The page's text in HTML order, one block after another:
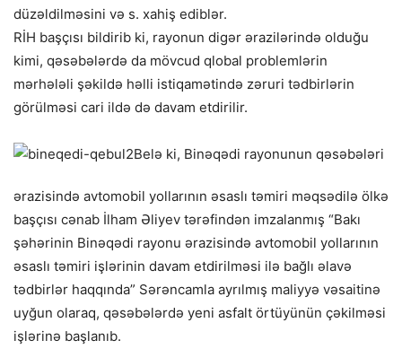
düzəldilməsini və s. xahiş ediblər.
RİH başçısı bildirib ki, rayonun digər ərazilərində olduğu
kimi, qəsəbələrdə da mövcud qlobal problemlərin
mərhələli şəkildə həlli istiqamətində zəruri tədbirlərin
görülməsi cari ildə də davam etdirilir.
Belə ki, Binəqədi rayonunun qəsəbələri
ərazisində avtomobil yollarının əsaslı təmiri məqsədilə ölkə
başçısı cənab İlham Əliyev tərəfindən imzalanmış “Bakı
şəhərinin Binəqədi rayonu ərazisində avtomobil yollarının
əsaslı təmiri işlərinin davam etdirilməsi ilə bağlı əlavə
tədbirlər haqqında” Sərəncamla ayrılmış maliyyə vəsaitinə
uyğun olaraq, qəsəbələrdə yeni asfalt örtüyünün çəkilməsi
işlərinə başlanıb.